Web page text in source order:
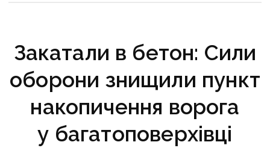
Закатали в бетон: Сили
оборони знищили пункт
накопичення ворога
у багатоповерхівці